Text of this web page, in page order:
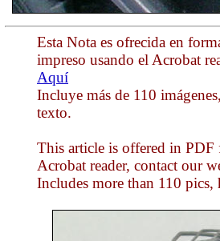
Esta Nota es ofrecida en
impreso usando el Acrobat
Aquí
Incluye más de 110
texto.
This article is offered in
Acrobat reader, contact our
Includes more than 110